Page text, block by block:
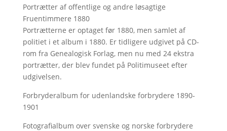
Portrætter af offentlige og andre løsagtige
Fruentimmere 1880
Portrætterne er optaget før 1880, men samlet af
politiet i et album i 1880. Er tidligere udgivet på CD-
rom fra Genealogisk Forlag, men nu med 24 ekstra
portrætter, der blev fundet på Politimuseet efter
udgivelsen.
Forbryderalbum for udenlandske forbrydere 1890-
1901
Fotografialbum over svenske og norske forbrydere